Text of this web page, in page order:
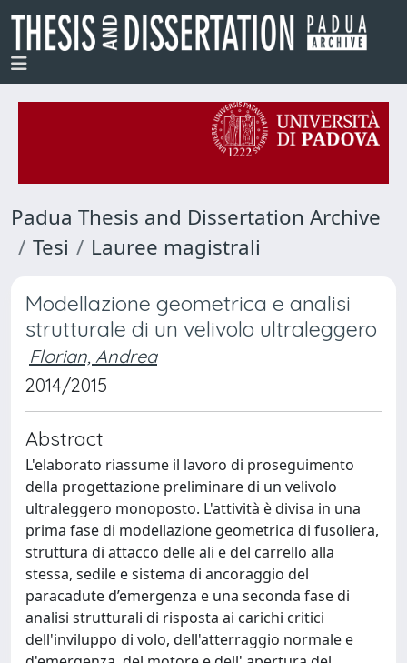
Padua Thesis and Dissertation Archive
Tesi
Lauree magistrali
Modellazione geometrica e analisi
strutturale di un velivolo ultraleggero
Florian, Andrea
2014/2015
Abstract
L'elaborato riassume il lavoro di proseguimento
della progettazione preliminare di un velivolo
ultraleggero monoposto. L'attività è divisa in una
prima fase di modellazione geometrica di fusoliera,
struttura di attacco delle ali e del carrello alla
stessa, sedile e sistema di ancoraggio del
paracadute d’emergenza e una seconda fase di
analisi strutturali di risposta ai carichi critici
dell'inviluppo di volo, dell'atterraggio normale e